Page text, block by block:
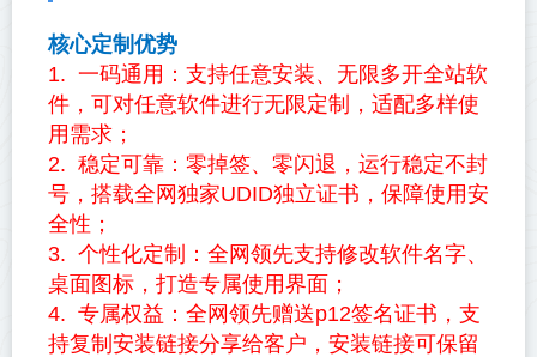
核心定制优势
1. 一码通用：支持任意安装、无限多开全站软
件，可对任意软件进行无限定制，适配多样使
用需求；
2. 稳定可靠：零掉签、零闪退，运行稳定不封
号，搭载全网独家UDID独立证书，保障使用安
全性；
3. 个性化定制：全网领先支持修改软件名字、
桌面图标，打造专属使用界面；
4. 专属权益：全网领先赠送p12签名证书，支
持复制安装链接分享给客户，安装链接可保留